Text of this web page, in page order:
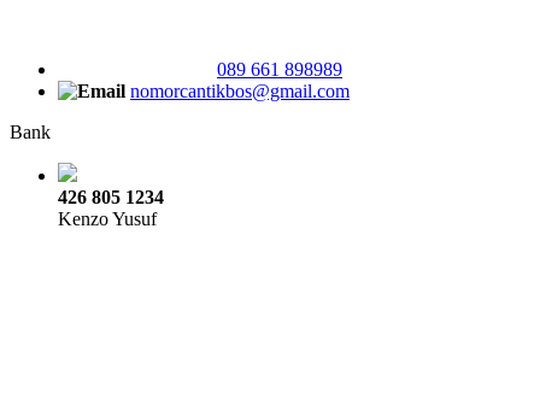
089 661 898989
nomorcantikbos@gmail.com
Bank
426 805 1234
Kenzo Yusuf